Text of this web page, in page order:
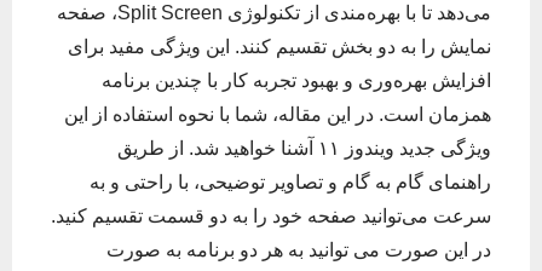
می‌دهد تا با بهره‌مندی از تکنولوژی Split Screen، صفحه
نمایش را به دو بخش تقسیم کنند. این ویژگی مفید برای
افزایش بهره‌وری و بهبود تجربه کار با چندین برنامه
همزمان است. در این مقاله، شما با نحوه استفاده از این
ویژگی جدید ویندوز ۱۱ آشنا خواهید شد. از طریق
راهنمای گام به گام و تصاویر توضیحی، با راحتی و به
سرعت می‌توانید صفحه خود را به دو قسمت تقسیم کنید.
در این صورت می توانید به هر دو برنامه به صورت